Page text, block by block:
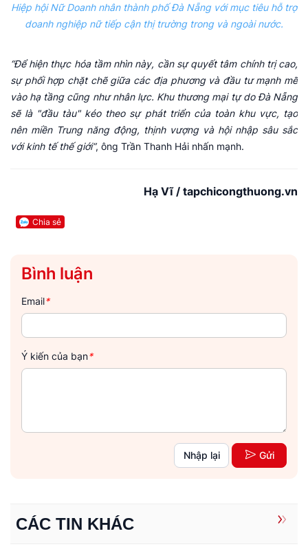
Hiệp hội Nữ Doanh nhân thành phố Đà Nẵng với mục tiêu hỗ trợ
doanh nghiệp nữ tiếp cận thị trường trong và ngoài nước.
“Để hiện thực hóa tầm nhìn này, cần sự quyết tâm chính trị cao,
sự phối hợp chặt chẽ giữa các địa phương và đầu tư mạnh mẽ
vào hạ tầng cũng như nhân lực. Khu thương mại tự do Đà Nẵng
sẽ là "đầu tàu" kéo theo sự phát triển của toàn khu vực, tạo
nên miền Trung năng động, thịnh vượng và hội nhập sâu sắc
với kinh tế thế giới”, ông Trần Thanh Hải nhấn mạnh.
Hạ Vĩ / tapchicongthuong.vn
Chia sẻ
Bình luận
Email*
Ý kiến của bạn*
Nhập lại Gửi
CÁC TIN KHÁC